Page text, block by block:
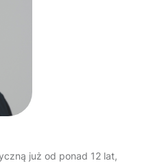
już od ponad 12 lat,